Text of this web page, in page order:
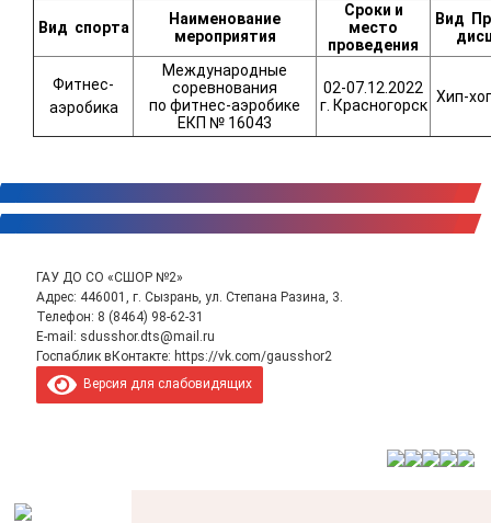
Вид спорта
Наименование
мероприятия
Сроки и
место
проведения
Вид
д
Фитнес-
аэробика
Международные
соревнования
по фитнес-аэробике
ЕКП № 16043
02-07.12.2022
г. Красногорск Хип-
ГАУ ДО СО «СШОР №2»
Адрес: 446001, г. Сызрань, ул. Степана Разина, 3.
Телефон: 8 (8464) 98-62-31
E-mail: sdusshor.dts@mail.ru
Госпаблик вКонтакте: https://vk.com/gausshor2
Версия для слабовидящих